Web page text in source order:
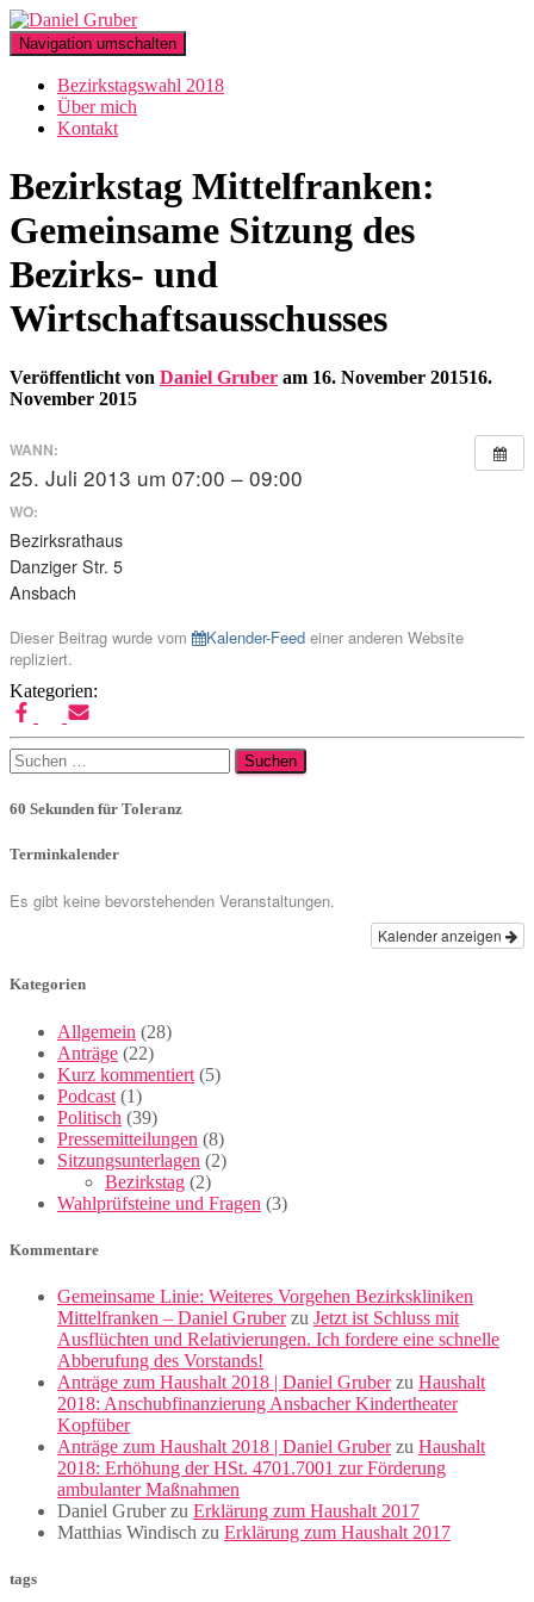
Navigation umschalten
Bezirkstagswahl 2018
Über mich
Kontakt
Bezirkstag Mittelfranken:
Gemeinsame Sitzung des
Bezirks- und
Wirtschaftsausschusses
Veröffentlicht von Daniel Gruber am 16. November 201516.
November 2015
WANN:
25. Juli 2013 um 07:00 – 09:00
WO:
Bezirksrathaus
Danziger Str. 5
Ansbach
Dieser Beitrag wurde vom Kalender-Feed einer anderen Website
repliziert.
Kategorien:
Suchen
nach:
60 Sekunden für Toleranz
Terminkalender
Es gibt keine bevorstehenden Veranstaltungen.
Kalender anzeigen
Kategorien
Allgemein (28)
Anträge (22)
Kurz kommentiert (5)
Podcast (1)
Politisch (39)
Pressemitteilungen (8)
Sitzungsunterlagen (2)
Bezirkstag (2)
Wahlprüfsteine und Fragen (3)
Kommentare
Gemeinsame Linie: Weiteres Vorgehen Bezirkskliniken
Mittelfranken – Daniel Gruberzu Jetzt ist Schluss mit
Ausflüchten und Relativierungen. Ich fordere eine schnelle
Abberufung des Vorstands!
Anträge zum Haushalt 2018 | Daniel Gruberzu Haushalt
2018: Anschubfinanzierung Ansbacher Kindertheater
Kopfüber
Anträge zum Haushalt 2018 | Daniel Gruberzu Haushalt
2018: Erhöhung der HSt. 4701.7001 zur Förderung
ambulanter Maßnahmen
Daniel Gruberzu Erklärung zum Haushalt 2017
Matthias Windisch zu Erklärung zum Haushalt 2017
tags